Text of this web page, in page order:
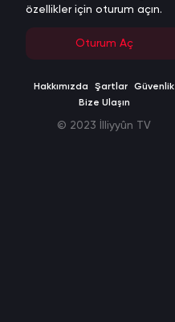
özellikler için oturum açın.
Oturum Aç
Hakkımızda Şartlar
Güvenlik
Bize Ulaşın
© 2023 İlliyyûn TV